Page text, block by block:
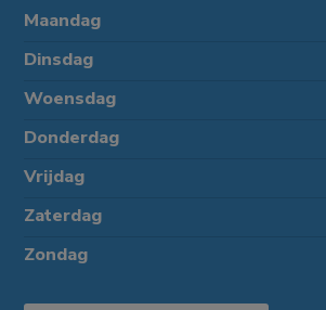
Maandag
Dinsdag
Woensdag
Donderdag
Vrijdag
Zaterdag
Zondag